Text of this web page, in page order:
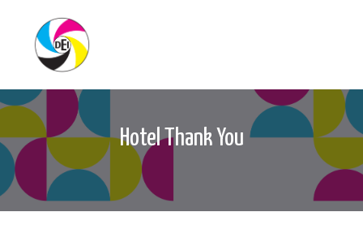
Hotel Thank You